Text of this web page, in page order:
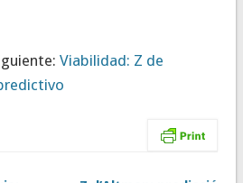
Viabilidad: Z de